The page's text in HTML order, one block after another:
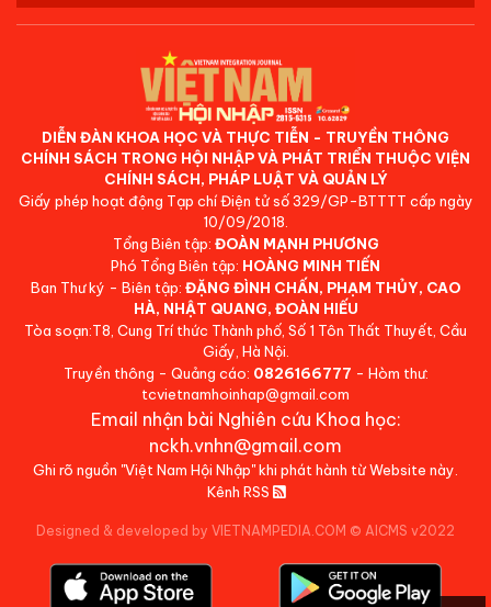
DIỄN ĐÀN KHOA HỌC VÀ THỰC TIỄN - TRUYỀN THÔNG
CHÍNH SÁCH TRONG HỘI NHẬP VÀ PHÁT TRIỂN THUỘC VIỆN
CHÍNH SÁCH, PHÁP LUẬT VÀ QUẢN LÝ
Giấy phép hoạt động Tạp chí Điện tử số 329/GP-BTTTT cấp ngày
10/09/2018.
Tổng Biên tập: ĐOÀN MẠNH PHƯƠNG
Phó Tổng Biên tập: HOÀNG MINH TIẾN
Ban Thư ký - Biên tập: ĐẶNG ĐÌNH CHẤN, PHẠM THỦY, CAO
HÀ, NHẬT QUANG, ĐOÀN HIẾU
Tòa soạn:T8, Cung Trí thức Thành phố, Số 1 Tôn Thất Thuyết, Cầu
Giấy, Hà Nội.
Truyền thông - Quảng cáo: 0826166777 - Hòm thư:
tcvietnamhoinhap@gmail.com
Email nhận bài Nghiên cứu Khoa học:
nckh.vnhn@gmail.com
Ghi rõ nguồn "Việt Nam Hội Nhập" khi phát hành từ Website này.
Kênh RSS
Designed & developed by VIETNAMPEDIA.COM © AICMS v2022